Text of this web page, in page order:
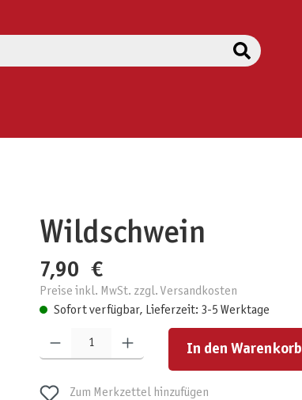
Wildschwein
7,90 €
Preise inkl. MwSt. zzgl. Versandkosten
Sofort verfügbar, Lieferzeit: 3-5 Werktage
In den Warenkorb
Zum Merkzettel hinzufügen